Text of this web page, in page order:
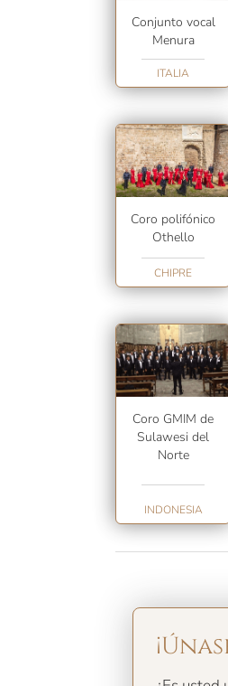
Conjunto vocal
Menura
ITALIA
Coro polifónico
Othello
CHIPRE
Coro GMIM de
Sulawesi del
Norte
INDONESIA